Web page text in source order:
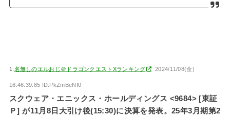
1:名無しのエルおじ＠ドラゴンクエストXランキング 2024/11/08(金)
16:46:39.85 ID:PkZmBeNI0
スクウェア・エニックス・ホールディングス <9684> [東証
Ｐ] が11月8日大引け後(15:30)に決算を発表。25年3月期第2